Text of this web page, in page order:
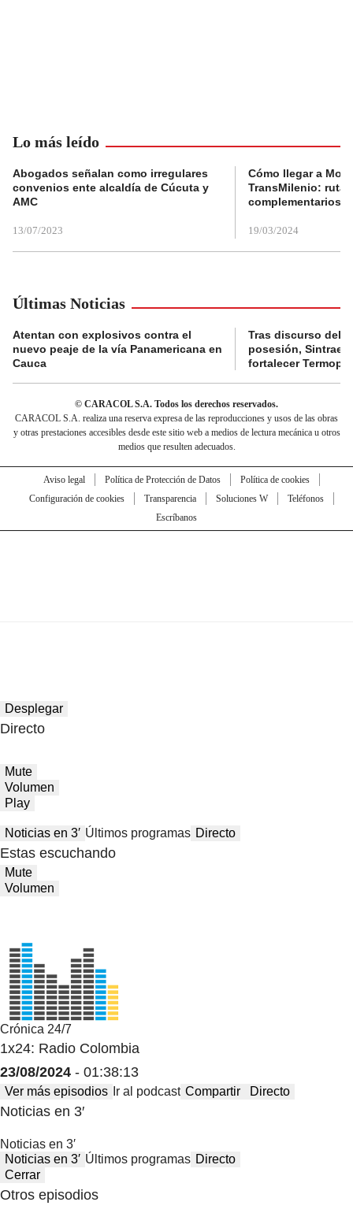
Lo más leído
Abogados señalan como irregulares
convenios ente alcaldía de Cúcuta y
AMC
13/07/2023
Cómo llegar a
TransMilenio:
complementarios
19/03/2024
Últimas Noticias
Atentan con explosivos contra el
nuevo peaje de la vía Panamericana en
Cauca
Tras discurso del
posesión,
fortalecer
© CARACOL S.A. Todos los derechos reservados.
CARACOL S.A. realiza una reserva expresa de las reproducciones y usos de las obras
y otras prestaciones accesibles desde este sitio web a medios de lectura mecánica u otros
medios que resulten adecuados.
Aviso legal Política de Protección de Datos
Política de cookies
Configuración de cookies
Transparencia Soluciones W
Teléfonos
Escríbanos
Desplegar
Directo
Mute
Volumen
Play
Noticias en 3′ Últimos programas Directo
Estas escuchando
Mute
Volumen
Crónica 24/7
1x24: Radio Colombia
23/08/2024 - 01:38:13
Ver más episodios Ir al podcast Compartir Directo
Noticias en 3′
Noticias en 3′
Noticias en 3′ Últimos programas Directo
Cerrar
Otros episodios